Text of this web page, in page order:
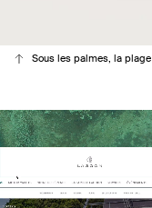
Sous les palmes, la plage